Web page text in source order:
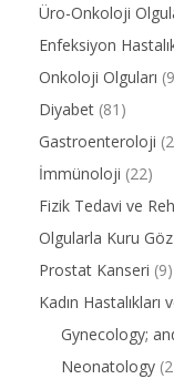
Üro-Onkoloji
Enfeksiyon
Onkoloji Olguları
Diyabet (81)
Gastroenteroloji
İmmünoloji (22)
Fizik Tedavi ve
Olgularla Kuru Göz
Prostat Kanseri (9)
Kadın Hastalıkları
Gynecology;
Neonatology